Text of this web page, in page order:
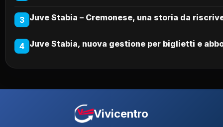
3 Juve Stabia – Cremonese, una storia da
4 Juve Stabia, nuova gestione per biglietti e
Vivicentro